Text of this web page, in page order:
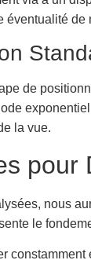
éventualité de
de
la vue.
pour
nous
le